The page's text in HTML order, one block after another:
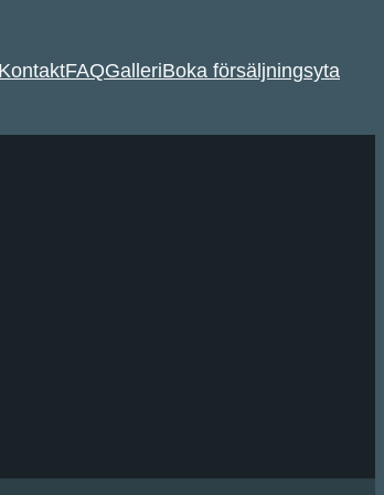
KontaktFAQGalleriBoka försäljningsyta